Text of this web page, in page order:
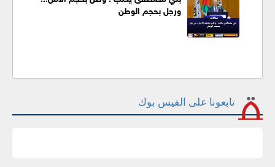
ورجل بحجم الوطن
تابعونا على الفيس بوك